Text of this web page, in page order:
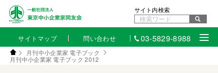
サイト内検索
サイトマップ 問い合わせ 03-5829-8988
月刊中小企業家 電子ブック
月刊中小企業家 電子ブック 2012